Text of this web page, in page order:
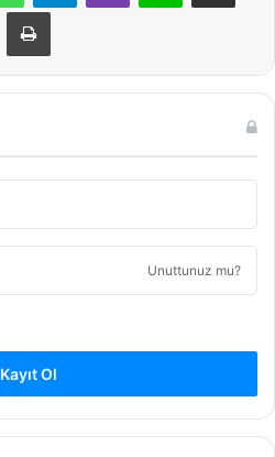
Yazdır
Unuttunuz mu?
Kayıt Ol